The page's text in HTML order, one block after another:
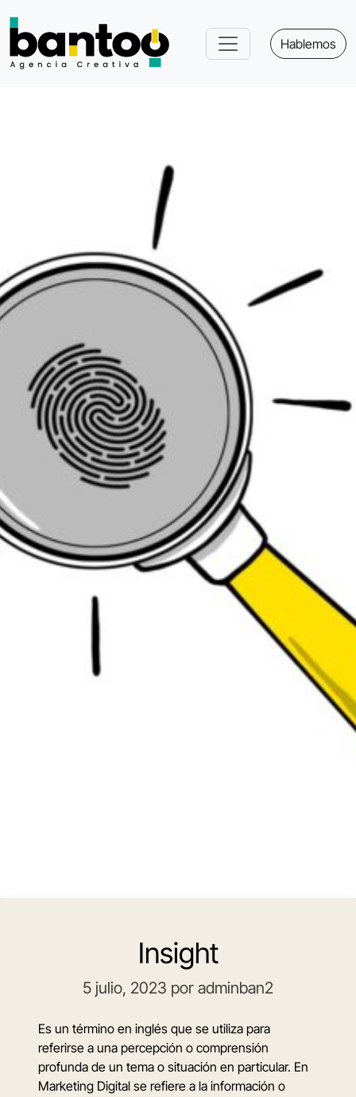
Hablemos
Insight
5 julio, 2023 por adminban2
Es un término en inglés que se utiliza para
referirse a una percepción o comprensión
profunda de un tema o situación en particular. En
Marketing Digital se refiere a la información o